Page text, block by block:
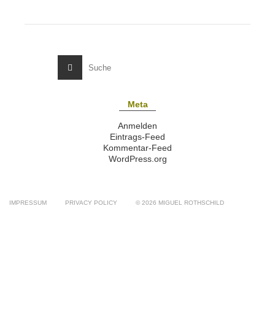
Meta
Anmelden
Eintrags-Feed
Kommentar-Feed
WordPress.org
IMPRESSUM PRIVACY POLICY © 2026 MIGUEL ROTHSCHILD